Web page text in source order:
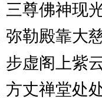
三尊佛
弥勒殿
步虚阁
方丈禅